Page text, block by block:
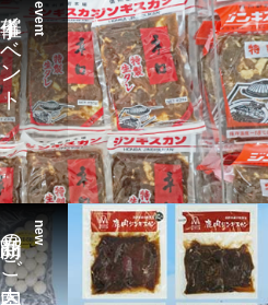
event
催事イベント
new
新商品のご案内